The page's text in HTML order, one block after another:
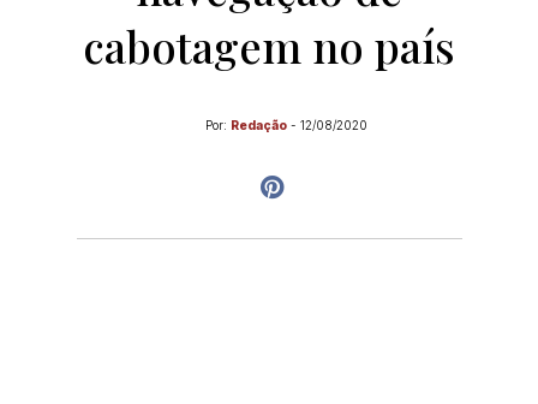
cabotagem no país
Por: Redação - 12/08/2020